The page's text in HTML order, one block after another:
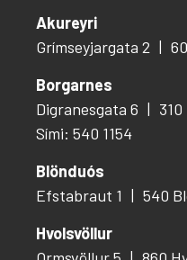
Akureyri
Grímseyjargata 2
Borgarnes
Digranesgata 6
Sími: 540 1154
Blönduós
Efstabraut 1
540
Hvolsvöllur